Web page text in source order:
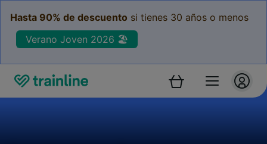
Hasta 90% de descuento si tienes 30 años o menos
Verano Joven 2026 🏖️